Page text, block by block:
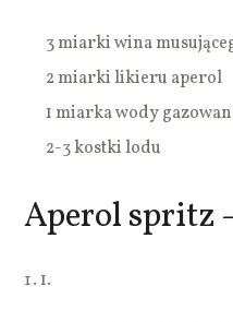
3 miarki wina
2 miarki likieru aperol
1 miarka wody
2-3 kostki lodu
Aperol spritz
1.